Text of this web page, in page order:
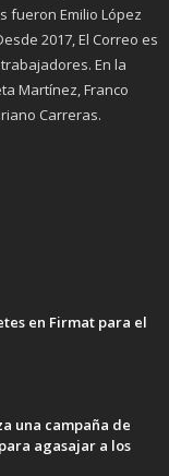
fueron Emilio López
2017, El Correo es
En la
Martínez, Franco
Carreras.
en Firmat para el
una campaña de
agasajar a los